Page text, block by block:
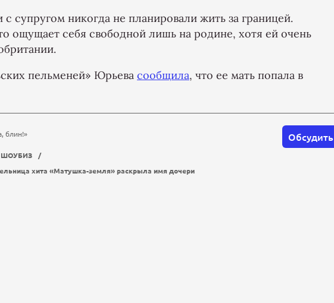
с супругом никогда не планировали жить за границей.
ощущает себя свободной лишь на родине, хотя ей очень
пельменей» Юрьева сообщила, что ее мать попала в
Обсудить
блин!»
/
хита «Матушка-земля» раскрыла имя дочери